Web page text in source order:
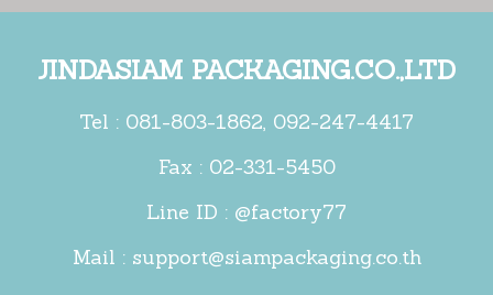
JINDASIAM PACKAGING.CO.,LTD
Tel : 081-803-1862, 092-247-4417
Fax : 02-331-5450
Line ID : @factory77
Mail : support@siampackaging.co.th